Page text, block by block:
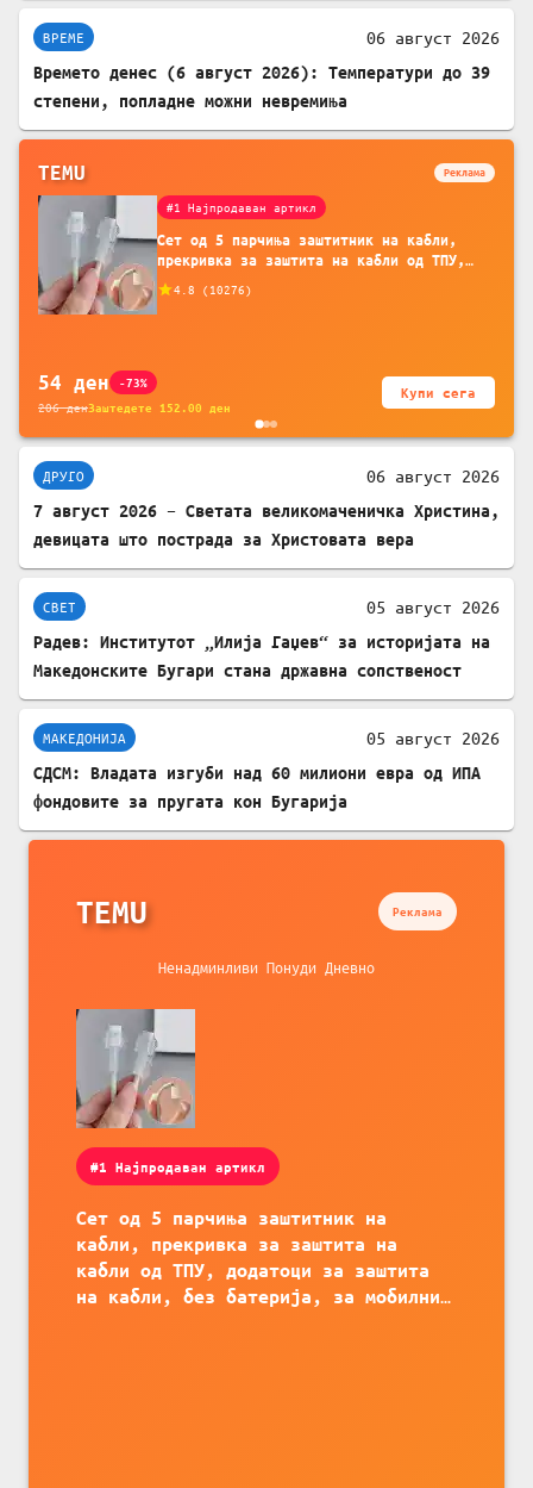
ВРЕМЕ 06 август 2026
Времето денес (6 август 2026): Температури до 39
степени, попладне можни невремиња
TEMU Реклама
#1 Најпродаван артикл
Сет од 5 парчиња заштитник на кабли,
прекривка за заштита на кабли од ТПУ,
додатоци за заштита на кабли, без
батерија, за мобилни телефони, комплет
4.8 ( 10276)
54 ден -73%
206денЗаштедете 152.00 ден
Купи сега
ДРУГО 06 август 2026
7 август 2026 – Светата великомаченичка Христина,
девицата што пострада за Христовата вера
СВЕТ 05 август 2026
Радев: Институтот „Илија Гаџев“ за историјата на
Македонските Бугари стана државна сопственост
МАКЕДОНИЈА 05 август 2026
СДСМ: Владата изгуби над 60 милиони евра од ИПА
фондовите за пругата кон Бугарија
TEMU Реклама
Ненадминливи Понуди Дневно
#1 Најпродаван артикл
Сет од 5 парчиња заштитник на
кабли, прекривка за заштита на
кабли од ТПУ, додатоци за заштита
на кабли, без батерија, за мобилни